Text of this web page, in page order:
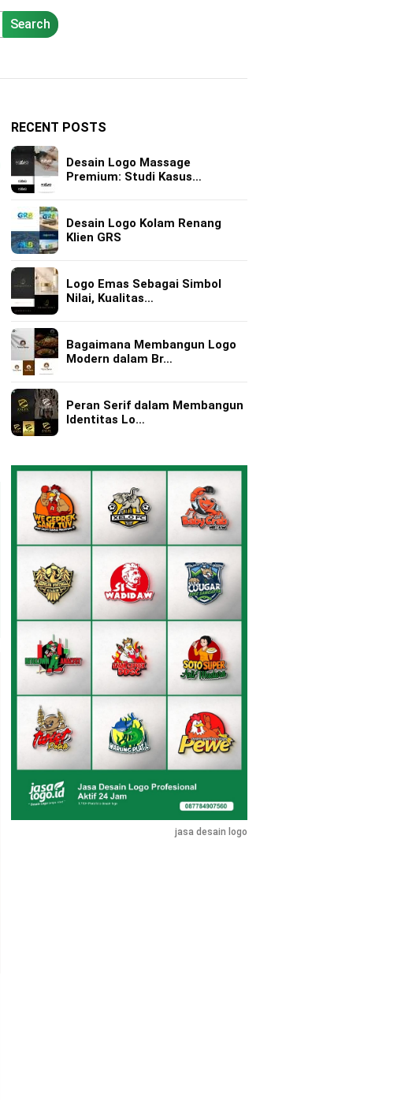
Search
RECENT POSTS
Desain Logo Massage
Premium: Studi Kasus…
Desain Logo Kolam Renang
Klien GRS
Logo Emas Sebagai Simbol
Nilai, Kualitas…
Bagaimana Membangun Logo
Modern dalam Br…
Peran Serif dalam Membangun
Identitas Lo…
jasa desain logo